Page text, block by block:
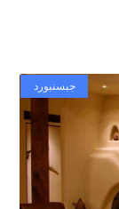
جبسنبورد